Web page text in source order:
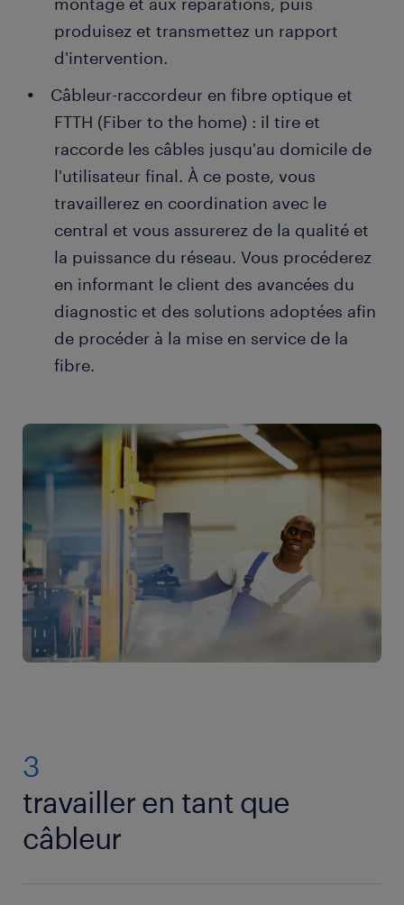
produisez et transmettez un rapport
d'intervention.
Câbleur-raccordeur en fibre optique et
FTTH (Fiber to the home) : il tire et
raccorde les câbles jusqu'au domicile de
l'utilisateur final. À ce poste, vous
travaillerez en coordination avec le
central et vous assurerez de la qualité et
la puissance du réseau. Vous procéderez
en informant le client des avancées du
diagnostic et des solutions adoptées afin
de procéder à la mise en service de la
fibre.
3
travailler en tant que
câbleur